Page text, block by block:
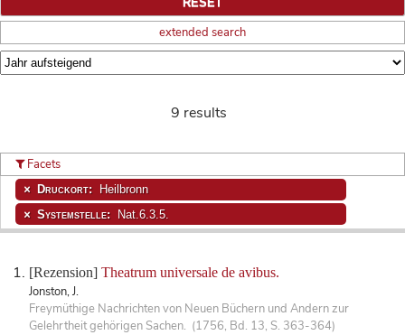
extended search
9 results
[Rezension] Theatrum universale de avibus.
Jonston, J.
Freymüthige Nachrichten von Neuen Büchern und Andern zur
Gelehrtheit gehörigen Sachen. (1756, Bd. 13, S. 363-364)
Facets
Druckort: Heilbronn
Systemstelle: Nat.6.3.5.